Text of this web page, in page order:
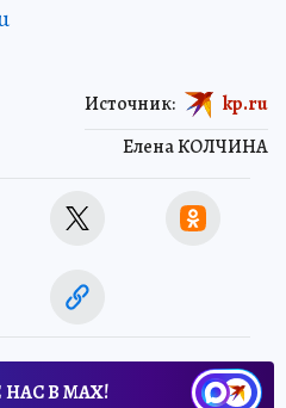
Елена КОЛЧИНА
Источник: kp.ru
В МАХ!